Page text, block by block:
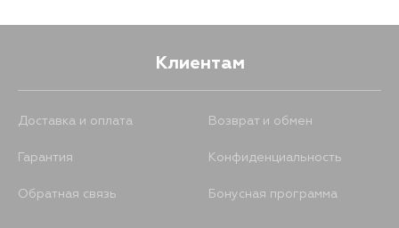
Клиентам
Доставка и оплата Возврат и обмен
Гарантия Конфиденциальность
Обратная связь Бонусная программа